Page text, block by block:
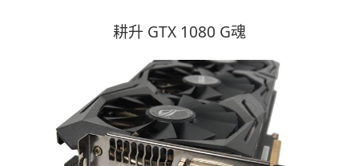
耕升 GTX 1080 G魂